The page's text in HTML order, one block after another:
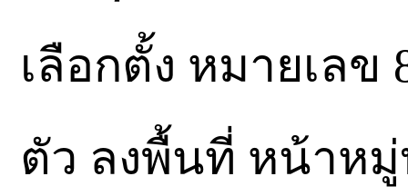
เลือกตั้ง หมายเล
ตัว ลงพื้นที่ หน้าห